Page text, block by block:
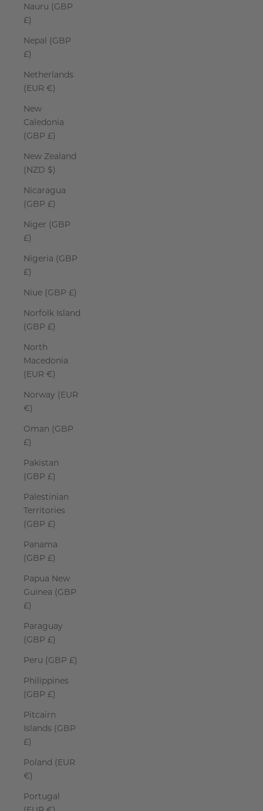
Nauru (GBP
£)
Nepal (GBP
£)
Netherlands
(EUR €)
New
Caledonia
(GBP £)
New Zealand
(NZD $)
Nicaragua
(GBP £)
Niger (GBP
£)
Nigeria (GBP
£)
Niue (GBP £)
Norfolk Island
(GBP £)
North
Macedonia
(EUR €)
Norway (EUR
€)
Oman (GBP
£)
Pakistan
(GBP £)
Palestinian
Territories
(GBP £)
Panama
(GBP £)
Papua New
Guinea (GBP
£)
Paraguay
(GBP £)
Peru (GBP £)
Philippines
(GBP £)
Pitcairn
Islands (GBP
£)
Poland (EUR
€)
Portugal